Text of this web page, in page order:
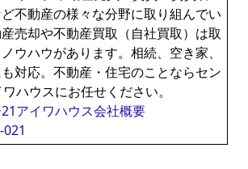
不動産の様々な分野に取り組んでい
売却や不動産買取（自社買取）は取
ウハウがあります。相続、空き家、
対応。不動産・住宅のことならセン
ハウスにお任せください。
アイワハウス会社概要